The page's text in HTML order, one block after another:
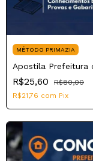
MÉTODO PRIMAZIA
Apostila Prefeitura
R$25,60
R$80,00
R$21,76 com Pix